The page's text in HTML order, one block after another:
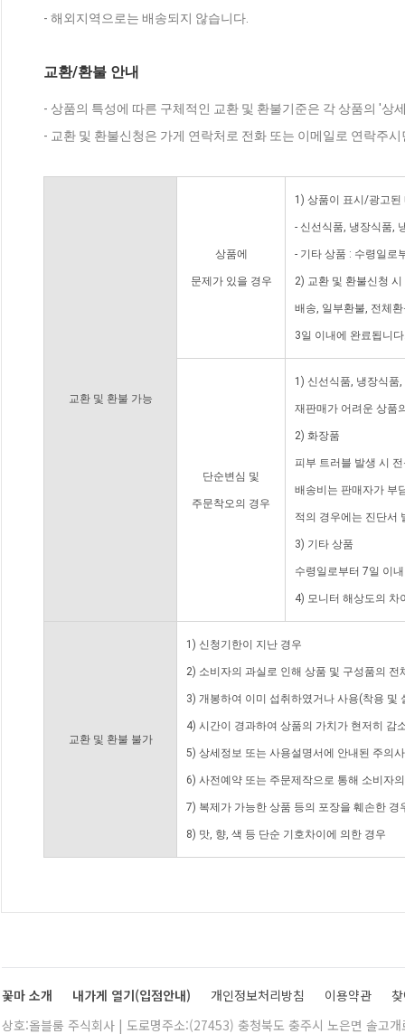
- 해외지역으로는 배송되지 않습니다.
교환/환불 안내
- 상품의 특성에 따른 구체적인 교환 및 환불기준은 각 상품의 '상
- 교환 및 환불신청은 가게 연락처로 전화 또는 이메일로 연락주
교환 및 환불 가능
상품에
문제가 있을 경우
1) 상품이 표시/광고된
- 신선식품, 냉장식품,
- 기타 상품 : 수령일로
2) 교환 및 환불신청
배송, 일부환불, 전체
3일 이내에 완료됩니
단순변심 및
주문착오의 경우
1) 신선식품, 냉장식품
재판매가 어려운 상품
2) 화장품
피부 트러블 발생 시
배송비는 판매자가 부
적의 경우에는 진단서
3) 기타 상품
수령일로부터 7일 이
4) 모니터 해상도의 차
교환 및 환불 불가
1) 신청기한이 지난 경우
2) 소비자의 과실로 인해 상품 및 구성품의
3) 개봉하여 이미 섭취하였거나 사용(착용 및
4) 시간이 경과하여 상품의 가치가 현저히 감
5) 상세정보 또는 사용설명서에 안내된 주의
6) 사전예약 또는 주문제작으로 통해 소비자
7) 복제가 가능한 상품 등의 포장을 훼손한 경
8) 맛, 향, 색 등 단순 기호차이에 의한 경우
꽃마 소개 내가게 열기(입점안내) 개인정보처리방침 이용약관
상호:올블룸 주식회사 | 도로명주소:(27453) 충청북도 충주시 노은면 솔고